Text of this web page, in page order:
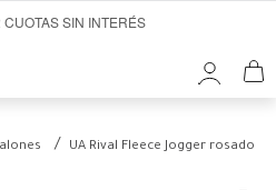
CUOTAS SIN INTERÉS
UA Rival Fleece Jogger rosado